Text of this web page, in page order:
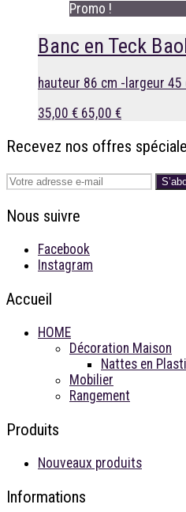
Promo !
Banc en Teck
hauteur 86 cm -largeur 45
35,00 € 65,00 €
Recevez nos offres
Nous suivre
Facebook
Instagram
Accueil
HOME
Décoration Maison
Nattes en
Mobilier
Rangement
Produits
Nouveaux produits
Informations